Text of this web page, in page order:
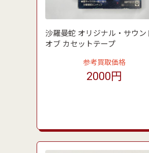
沙羅曼蛇 オリジナル・サウン
オブ カセットテープ
参考買取価格
2000円